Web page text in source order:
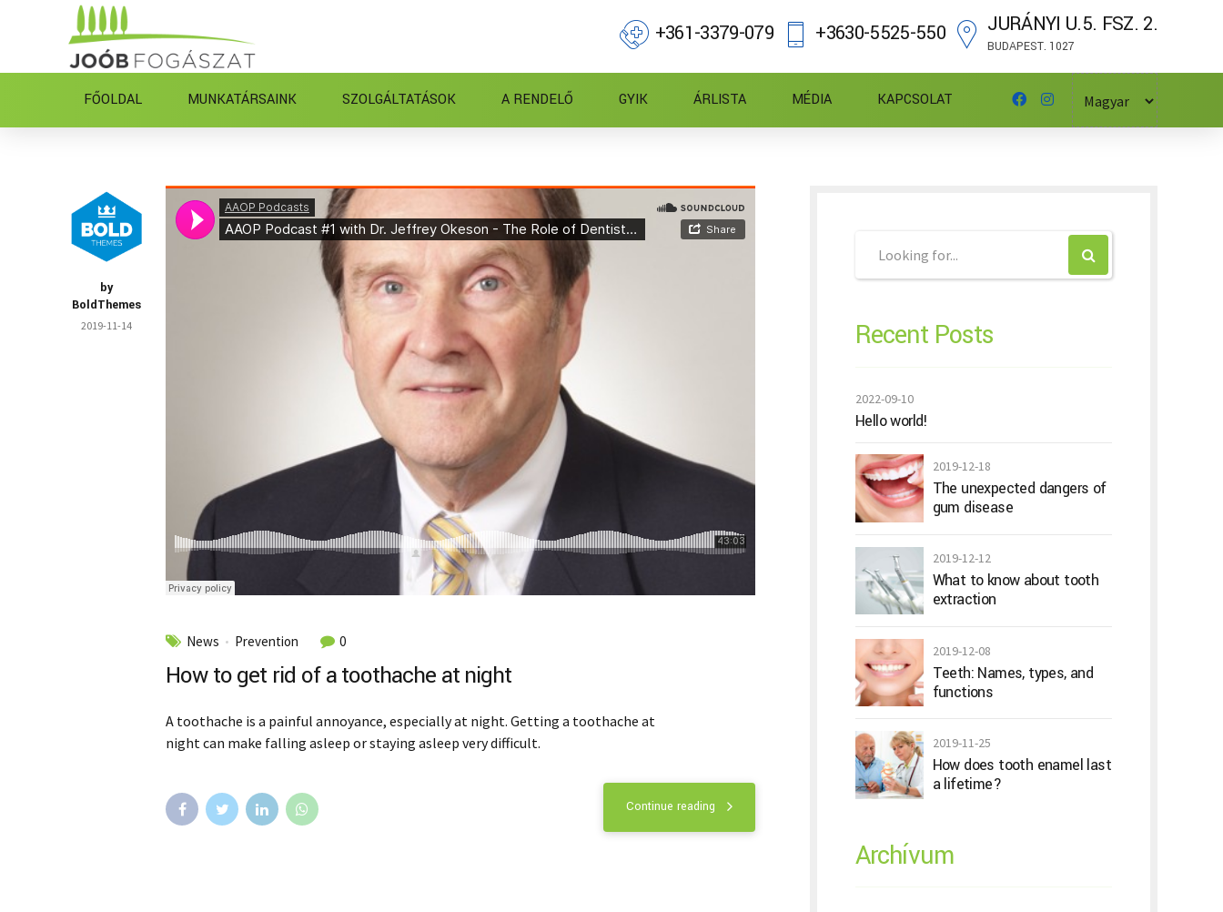
+361-3379-079 +3630-5525-550 JURÁNYI U.5. FSZ. 2.
BUDAPEST. 1027
FŐOLDAL MUNKATÁRSAINK SZOLGÁLTATÁSOK A RENDELŐ GYIK ÁRLISTA MÉDIA KAPCSOLAT
by
BoldThemes
2019-11-14
News Prevention 0
How to get rid of a toothache at night
A toothache is a painful annoyance, especially at night. Getting a toothache at
night can make falling asleep or staying asleep very difficult.
Continue reading
Recent Posts
2022-09-10
Hello world!
2019-12-18
The unexpected dangers of
gum disease
2019-12-12
What to know about tooth
extraction
2019-12-08
Teeth: Names, types, and
functions
2019-11-25
How does tooth enamel last
a lifetime?
Archívum